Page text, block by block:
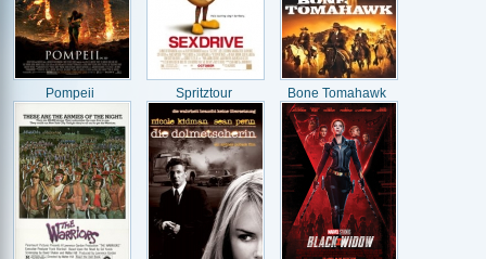
Pompeii Spritztour Bone Tomahawk